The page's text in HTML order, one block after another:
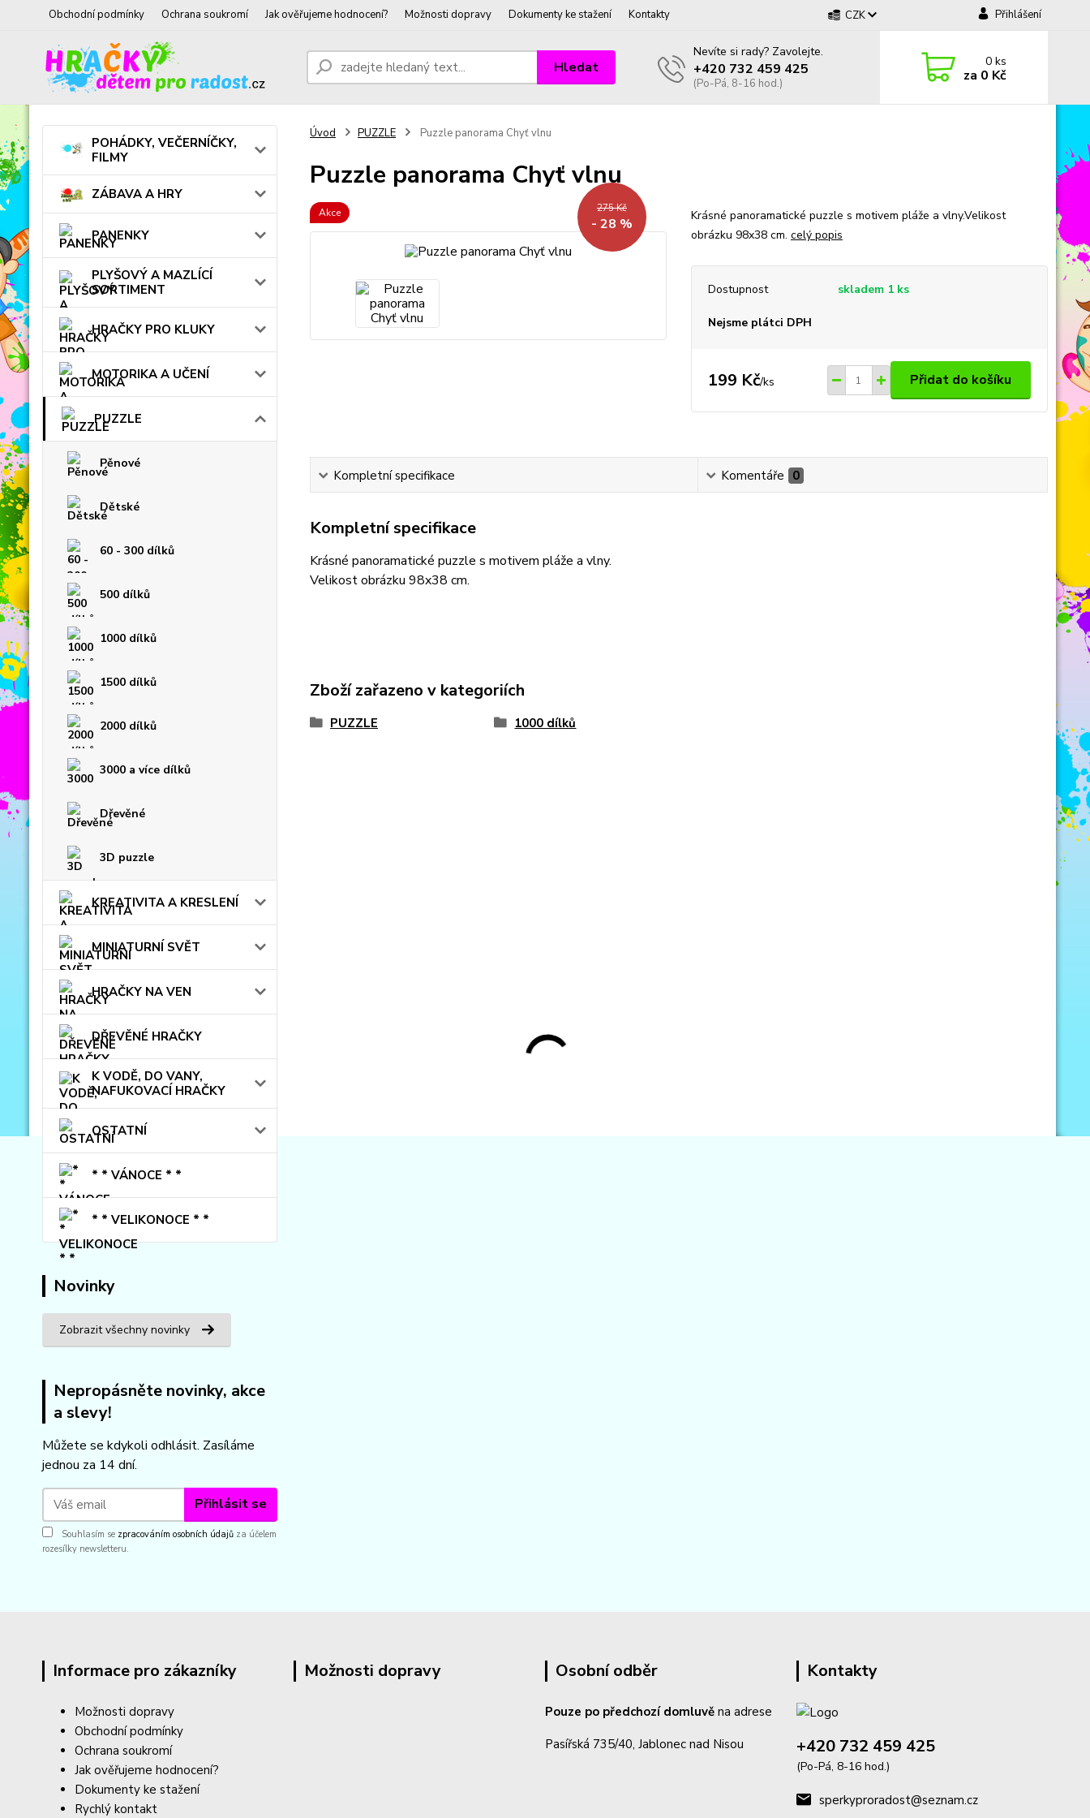
Obchodní podmínky Ochrana soukromí Jak ověřujeme hodnocení? Možnosti dopravy Dokumenty ke stažení Kontakty CZK Přihlášení
Hledat
Nevíte si rady? Zavolejte.
+420 732 459 425
(Po-Pá, 8-16 hod.)
0ks
za 0 Kč
POHÁDKY, VEČERNÍČKY,
FILMY
ZÁBAVA A HRY
PANENKY
PLYŠOVÝ A MAZLÍCÍ
SORTIMENT
HRAČKY PRO KLUKY
MOTORIKA A UČENÍ
PUZZLE
Pěnové
Dětské
60 - 300 dílků
500 dílků
1000 dílků
1500 dílků
2000 dílků
3000 a více dílků
Dřevěné
3D puzzle
KREATIVITA A KRESLENÍ
MINIATURNÍ SVĚT
HRAČKY NA VEN
DŘEVĚNÉ HRAČKY
K VODĚ, DO VANY,
NAFUKOVACÍ HRAČKY
OSTATNÍ
* * VÁNOCE * *
* * VELIKONOCE * *
Novinky
Zobrazit všechny novinky
Nepropásněte novinky, akce
a slevy!
Můžete se kdykoli odhlásit. Zasíláme
jednou za 14 dní.
Přihlásit se
Souhlasím se zpracováním osobních údajů za účelem
rozesílky newsletteru.
Úvod PUZZLE Puzzle panorama Chyť vlnu
Puzzle panorama Chyť vlnu
Akce 275 Kč
- 28 %
Krásné panoramatické puzzle s motivem pláže a vlny.Velikost
obrázku 98x38 cm. celý popis
Dostupnost skladem 1 ks
Nejsme plátci DPH
199 Kč/ks Přidat do košíku
Kompletní specifikace Komentáře 0
Kompletní specifikace
Krásné panoramatické puzzle s motivem pláže a vlny.
Velikost obrázku 98x38 cm.
Zboží zařazeno v kategoriích
PUZZLE 1000 dílků
Informace pro zákazníky
Možnosti dopravy
Obchodní podmínky
Ochrana soukromí
Jak ověřujeme hodnocení?
Dokumenty ke stažení
Rychlý kontakt
Možnosti dopravy Osobní odběr
Pouze po předchozí domluvě na adrese
Pasířská 735/40, Jablonec nad Nisou
Kontakty
+420 732 459 425
(Po-Pá, 8-16 hod.)
sperkyproradost@seznam.cz